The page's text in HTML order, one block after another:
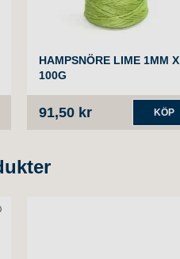
HAMPSNÖRE LIME 1MM X
100G
91,50 kr KÖP